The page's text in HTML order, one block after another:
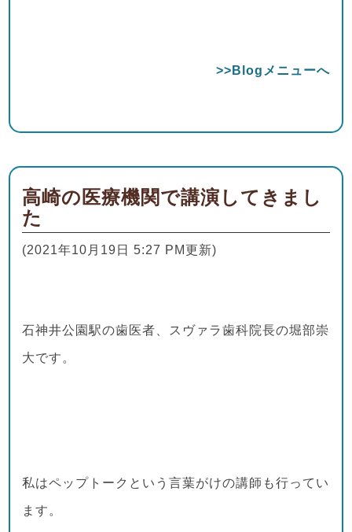
>>Blogメニューへ
高崎の医療機関で講演してきまし
た
(2021年10月19日 5:27 PM更新)
石神井公園駅の歯医者、スヴァラ歯科院長の堀部崇
大です。
私はペップトークという言葉がけの講師も行ってい
ます。